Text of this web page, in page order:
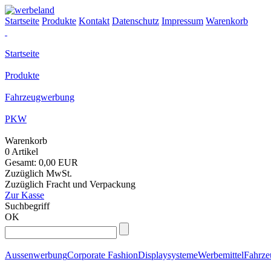
Startseite Produkte Kontakt Datenschutz Impressum Warenkorb
Startseite
Produkte
Fahrzeugwerbung
PKW
Warenkorb
0 Artikel
Gesamt: 0,00 EUR
Zuzüglich MwSt.
Zuzüglich Fracht und Verpackung
Zur Kasse
Suchbegriff
OK
AussenwerbungCorporate FashionDisplaysystemeWerbemittel